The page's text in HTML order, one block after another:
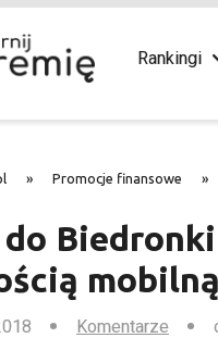
Rankingi
» Promocje finansowe »
do
Komentarze